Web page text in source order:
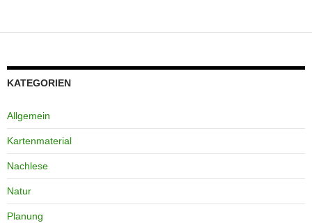
KATEGORIEN
Allgemein
Kartenmaterial
Nachlese
Natur
Planung